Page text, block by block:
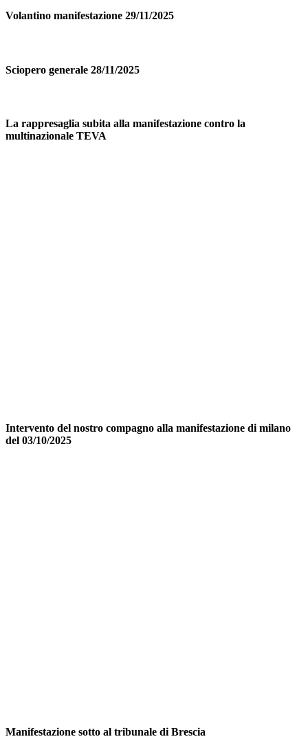
Volantino manifestazione 29/11/2025
Sciopero generale 28/11/2025
La rappresaglia subita alla manifestazione contro la
multinazionale TEVA
Intervento del nostro compagno alla manifestazione di milano
del 03/10/2025
Manifestazione sotto al tribunale di Brescia